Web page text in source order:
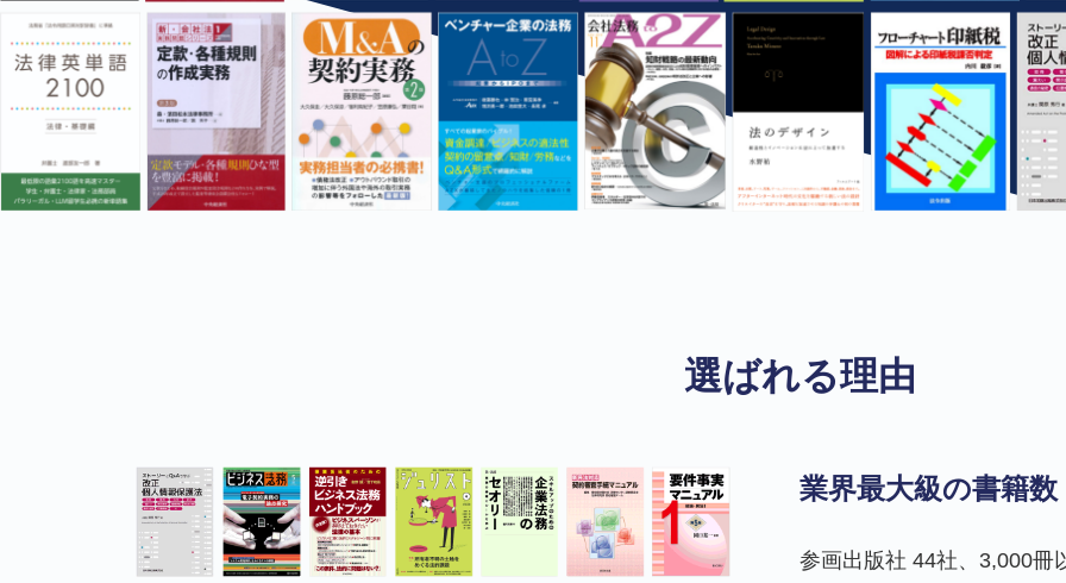
選ばれる理由
業界最大級の書籍数
参画出版社 44社、3,000冊